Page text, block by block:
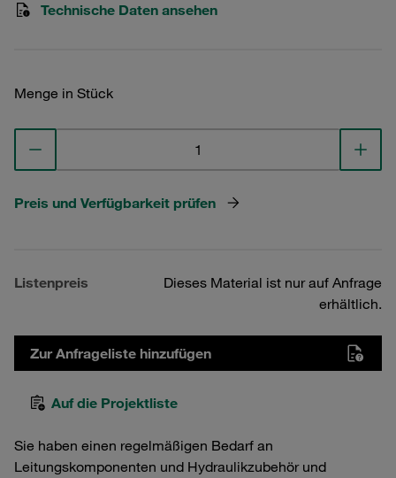
Technische Daten ansehen
Menge in Stück
Preis und Verfügbarkeit prüfen
Listenpreis
Dieses Material ist nur auf Anfrage
erhältlich.
Zur Anfrageliste hinzufügen
Auf die Projektliste
Sie haben einen regelmäßigen Bedarf an
Leitungskomponenten und Hydraulikzubehör und